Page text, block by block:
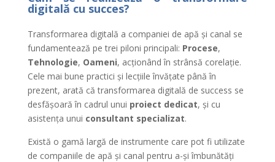
digitală cu succes?
Transformarea digitală a companiei de apă și canal se
fundamentează pe trei piloni principali: Procese,
Tehnologie, Oameni, acționând în strânsă corelație.
Cele mai bune practici și lecțiile învățate până în
prezent, arată că transformarea digitală de success se
desfășoară în cadrul unui proiect dedicat, și cu
asistența unui consultant specializat.
Există o gamă largă de instrumente care pot fi utilizate
de companiile de apă și canal pentru a-și îmbunătăți